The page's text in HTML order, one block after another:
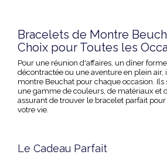
Bracelets de Montre
Choix pour Toutes les
Pour une réunion d'affaires, un dîner
décontractée ou une aventure en plein air,
montre Beuchat pour chaque occasion. Ils
une gamme de couleurs, de matériaux et
assurant de trouver le bracelet parfait
votre vie.
Le Cadeau Parfait